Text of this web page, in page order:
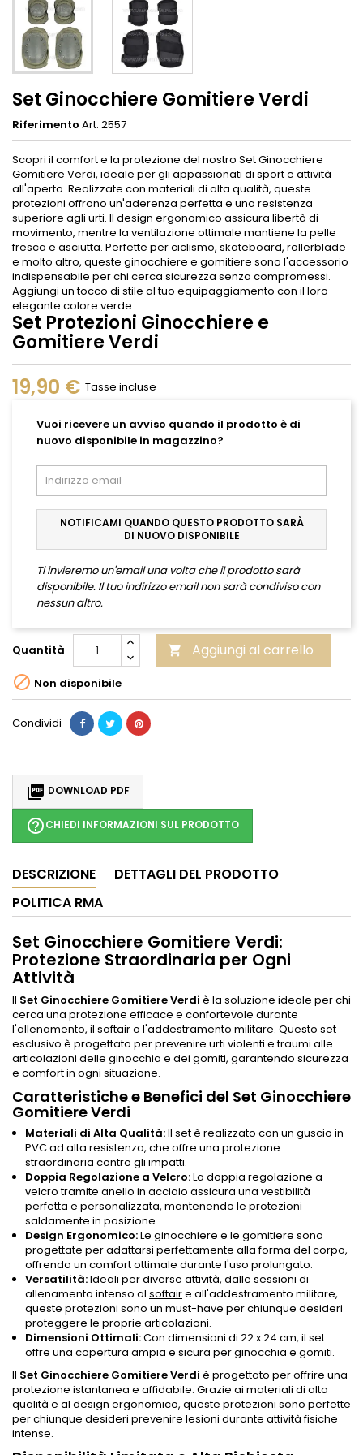
Set Ginocchiere Gomitiere Verdi
Riferimento Art. 2557
Scopri il comfort e la protezione del nostro Set Ginocchiere
Gomitiere Verdi, ideale per gli appassionati di sport e attività
all'aperto. Realizzate con materiali di alta qualità, queste
protezioni offrono un'aderenza perfetta e una resistenza
superiore agli urti. Il design ergonomico assicura libertà di
movimento, mentre la ventilazione ottimale mantiene la pelle
fresca e asciutta. Perfette per ciclismo, skateboard, rollerblade
e molto altro, queste ginocchiere e gomitiere sono l'accessorio
indispensabile per chi cerca sicurezza senza compromessi.
Aggiungi un tocco di stile al tuo equipaggiamento con il loro
elegante colore verde.
Set Protezioni Ginocchiere e
Gomitiere Verdi
19,90 € Tasse incluse
Vuoi ricevere un avviso quando il prodotto è di
nuovo disponibile in magazzino?
NOTIFICAMI QUANDO QUESTO PRODOTTO SARÀ
DI NUOVO DISPONIBILE
Ti invieremo un'email una volta che il prodotto sarà
disponibile. Il tuo indirizzo email non sarà condiviso con
nessun altro.
Quantità  Aggiungi al carrello
 Non disponibile
Condividi
 DOWNLOAD PDF
help_outlineCHIEDI INFORMAZIONI SUL PRODOTTO
DESCRIZIONE
DETTAGLI DEL PRODOTTO
POLITICA RMA
Set Ginocchiere Gomitiere Verdi:
Protezione Straordinaria per Ogni
Attività
Il Set Ginocchiere Gomitiere Verdi è la soluzione ideale per chi
cerca una protezione efficace e confortevole durante
l'allenamento, il softairo l'addestramento militare. Questo set
esclusivo è progettato per prevenire urti violenti e traumi alle
articolazioni delle ginocchia e dei gomiti, garantendo sicurezza
e comfort in ogni situazione.
Caratteristiche e Benefici del Set Ginocchiere
Gomitiere Verdi
Materiali di Alta Qualità:Il set è realizzato con un guscio in
PVC ad alta resistenza, che offre una protezione
straordinaria contro gli impatti.
Doppia Regolazione a Velcro:La doppia regolazione a
velcro tramite anello in acciaio assicura una vestibilità
perfetta e personalizzata, mantenendo le protezioni
saldamente in posizione.
Design Ergonomico:Le ginocchiere e le gomitiere sono
progettate per adattarsi perfettamente alla forma del corpo,
offrendo un comfort ottimale durante l'uso prolungato.
Versatilità:Ideali per diverse attività, dalle sessioni di
allenamento intenso al softaire all'addestramento militare,
queste protezioni sono un must-have per chiunque desideri
proteggere le proprie articolazioni.
Dimensioni Ottimali:Con dimensioni di 22 x 24 cm, il set
offre una copertura ampia e sicura per ginocchia e gomiti.
Il Set Ginocchiere Gomitiere Verdi è progettato per offrire una
protezione istantanea e affidabile. Grazie ai materiali di alta
qualità e al design ergonomico, queste protezioni sono perfette
per chiunque desideri prevenire lesioni durante attività fisiche
intense.